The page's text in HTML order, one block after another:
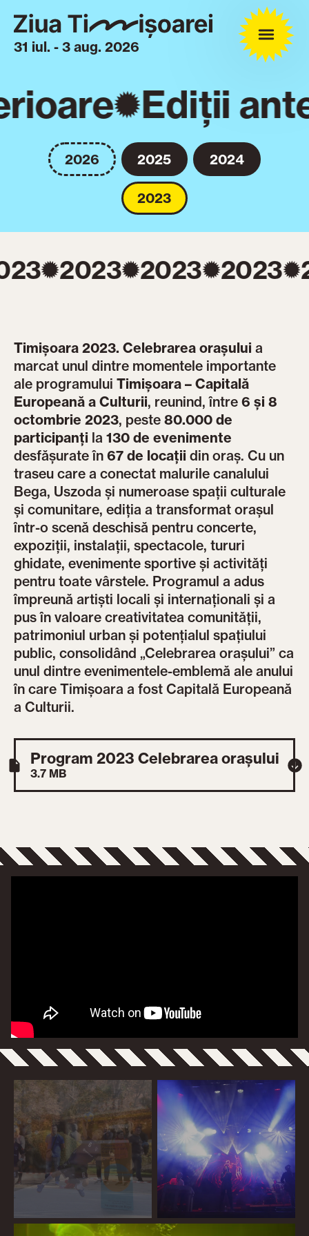
31 iul. - 3 aug. 2026
Ediții
2026 2025 2024
2023
2023 2023 2023
Timișoara 2023. Celebrarea orașului a
marcat unul dintre momentele importante
ale programuluiTimișoara – Capitală
Europeană a Culturii, reunind, între6 și 8
octombrie 2023, peste80.000 de
participanți la130 de evenimente
desfășurate în67 de locații din oraș. Cu un
traseu care a conectat malurile canalului
Bega, Uszoda și numeroase spații culturale
și comunitare, ediția a transformat orașul
într-o scenă deschisă pentru concerte,
expoziții, instalații, spectacole, tururi
ghidate, evenimente sportive și activități
pentru toate vârstele. Programul a adus
împreună artiști locali și internaționali și a
pus în valoare creativitatea comunității,
patrimoniul urban și potențialul spațiului
public, consolidând „Celebrarea orașului” ca
unul dintre evenimentele-emblemă ale anului
în care Timișoara a fost Capitală Europeană
a Culturii.
Program 2023 Celebrarea orașului
3.7 MB